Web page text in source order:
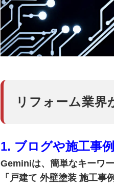
リフォーム業
1. ブログや施工事
Geminiは、簡単なキーワ
「戸建て 外壁塗装 施工事